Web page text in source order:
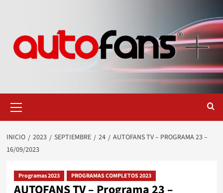
primario
INICIO 2023 SEPTIEMBRE 24
AUTOFANS TV – PROGRAMA 23 –
16/09/2023
Programas 2023 PROGRAMAS COMPLETOS 2023